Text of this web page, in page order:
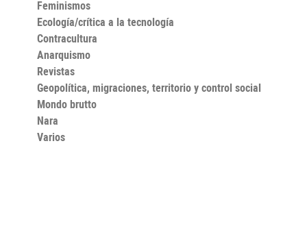
Feminismos
Ecología/crítica a la tecnología
Contracultura
Anarquismo
Revistas
Geopolítica, migraciones, territorio y control social
Mondo brutto
Nara
Varios